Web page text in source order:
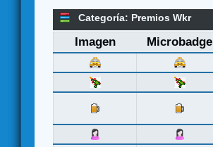
Categoría: Premios Wkr
Imagen Microbadge